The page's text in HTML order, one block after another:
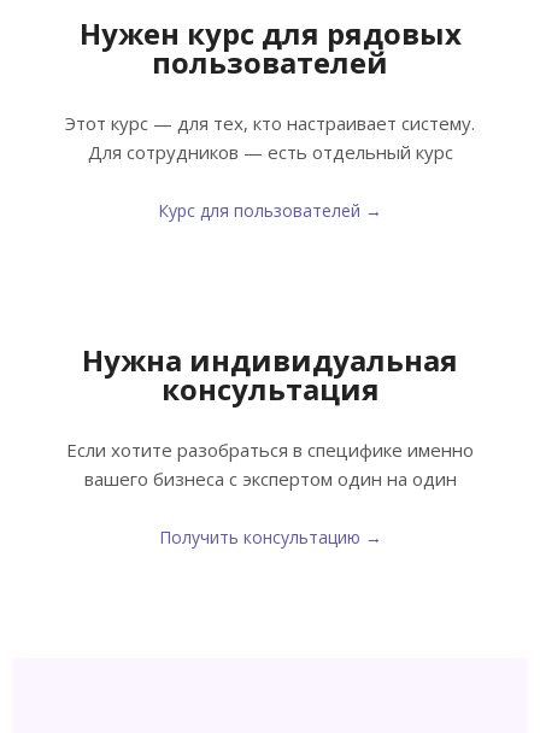
Нужен курс для рядовых
пользователей
Этот курс — для тех, кто настраивает систему.
Для сотрудников — есть отдельный курс
Курс для пользователей →
Нужна индивидуальная
консультация
Если хотите разобраться в специфике именно
вашего бизнеса с экспертом один на один
Получить консультацию →